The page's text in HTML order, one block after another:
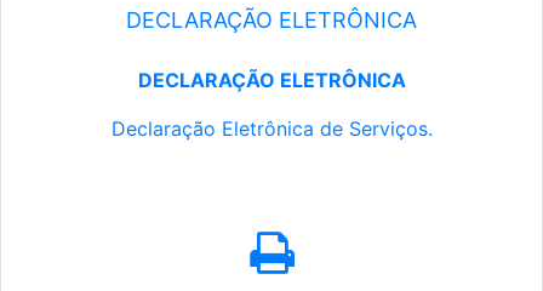
DECLARAÇÃO ELETRÔNICA
DECLARAÇÃO ELETRÔNICA
Declaração Eletrônica de Serviços.